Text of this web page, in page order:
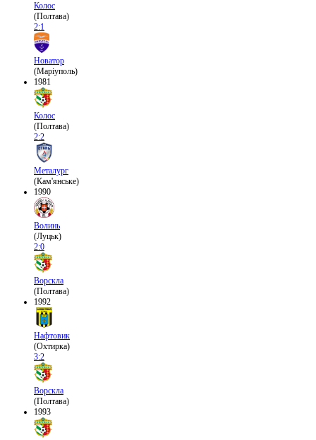
Колос
(Полтава)
2:1
Новатор
(Маріуполь)
1981
Колос
(Полтава)
2:2
Металург
(Кам'янське)
1990
Волинь
(Луцьк)
2:0
Ворскла
(Полтава)
1992
Нафтовик
(Охтирка)
3:2
Ворскла
(Полтава)
1993